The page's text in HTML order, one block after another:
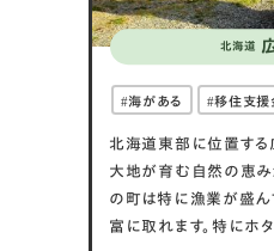
北海道
海がある 移住支援
北海道東部に位置する
大地が育む自然の恵み
の町は特に漁業が盛ん
富に取れます。特にホ